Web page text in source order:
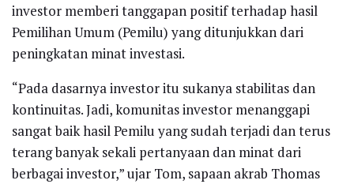
investor memberi tanggapan positif terhadap hasil
Pemilihan Umum (Pemilu) yang ditunjukkan dari
peningkatan minat investasi.
“Pada dasarnya investor itu sukanya stabilitas dan
kontinuitas. Jadi, komunitas investor menanggapi
sangat baik hasil Pemilu yang sudah terjadi dan terus
terang banyak sekali pertanyaan dan minat dari
berbagai investor,” ujar Tom, sapaan akrab Thomas